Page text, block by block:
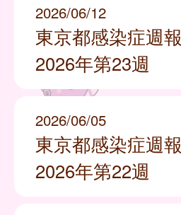
2026/06/12
東京都感染症週報
2026年第23週
2026/06/05
東京都感染症週報
2026年第22週